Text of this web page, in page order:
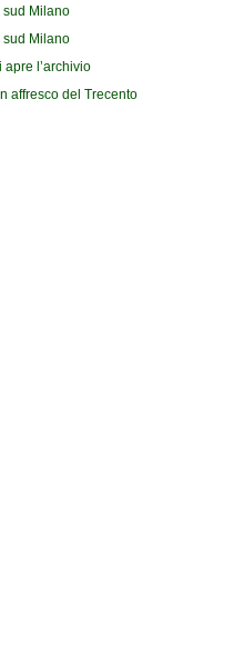
sud Milano
sud Milano
l’archivio
affresco del Trecento